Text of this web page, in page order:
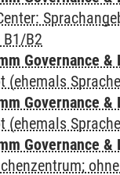
B1/B2
Governance
(ehemals
Governance
(ehemals
Governance